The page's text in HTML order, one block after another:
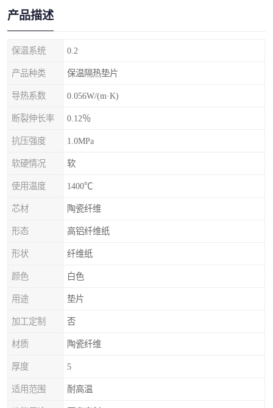
产品描述
保温系统 0.2
产品种类 保温隔热垫片
导热系数 0.056W/(m·K)
断裂伸长率 0.12％
抗压强度 1.0MPa
软硬情况 软
使用温度 1400℃
芯材 陶瓷纤维
形态 高铝纤维纸
形状 纤维纸
颜色 白色
用途 垫片
加工定制 否
材质 陶瓷纤维
厚度 5
适用范围 耐高温